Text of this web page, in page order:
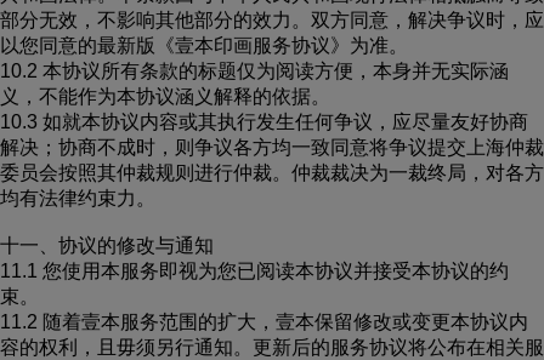
部分无效，不影响其他部分的效力。双方同意，解决争议时，应
以您同意的最新版《壹本印画服务协议》为准。
10.2 本协议所有条款的标题仅为阅读方便，本身并无实际涵
义，不能作为本协议涵义解释的依据。
10.3 如就本协议内容或其执行发生任何争议，应尽量友好协商
解决；协商不成时，则争议各方均一致同意将争议提交上海仲裁
委员会按照其仲裁规则进行仲裁。仲裁裁决为一裁终局，对各方
均有法律约束力。
十一、协议的修改与通知
11.1 您使用本服务即视为您已阅读本协议并接受本协议的约
束。
11.2 随着壹本服务范围的扩大，壹本保留修改或变更本协议内
容的权利，且毋须另行通知。更新后的服务协议将公布在相关服